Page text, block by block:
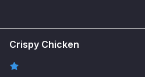
Crispy Chicken